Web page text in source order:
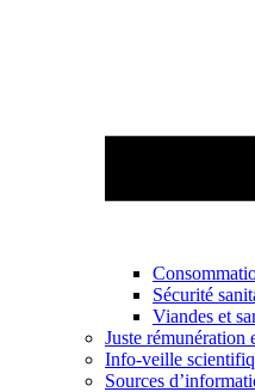
Sécurité
Viandes et
Juste rémunération
Info-veille
Sources